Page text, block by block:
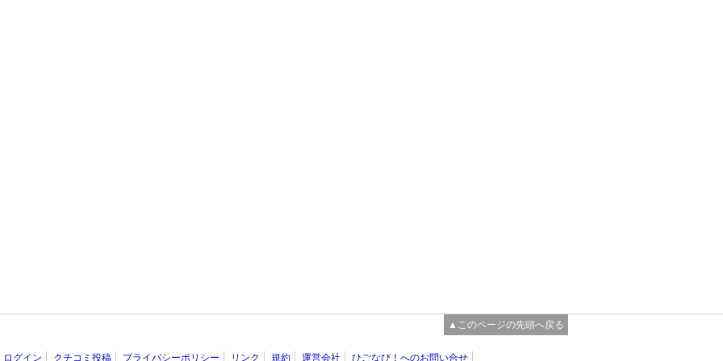
▲このページの先頭へ戻る
ログイン クチコミ投稿 プライバシーポリシー リンク 規約 運営会社 ひごなび！へのお問い合せ